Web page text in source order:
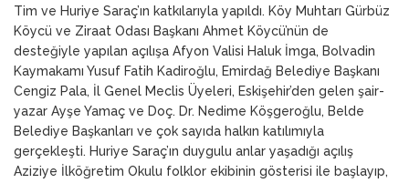
Tim ve Huriye Saraç’ın katkılarıyla yapıldı. Köy Muhtarı Gürbüz
Köycü ve Ziraat Odası Başkanı Ahmet Köycü’nün de
desteğiyle yapılan açılışa Afyon Valisi Haluk İmga, Bolvadin
Kaymakamı Yusuf Fatih Kadiroğlu, Emirdağ Belediye Başkanı
Cengiz Pala, İl Genel Meclis Üyeleri, Eskişehir’den gelen şair-
yazar Ayşe Yamaç ve Doç. Dr. Nedime Köşgeroğlu, Belde
Belediye Başkanları ve çok sayıda halkın katılımıyla
gerçekleşti. Huriye Saraç’ın duygulu anlar yaşadığı açılış
Aziziye İlköğretim Okulu folklor ekibinin gösterisi ile başlayıp,